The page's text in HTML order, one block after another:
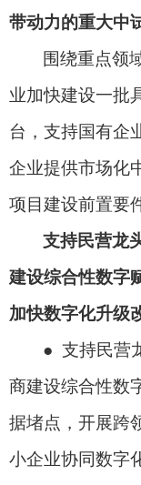
带动力的重大中
围绕重点领
业加快建设一批
台，支持国有企
企业提供市场化
项目建设前置要
支持民营龙
建设综合性数字
加快数字化升级
● 支持民营
商建设综合性数
据堵点，开展跨
小企业协同数字